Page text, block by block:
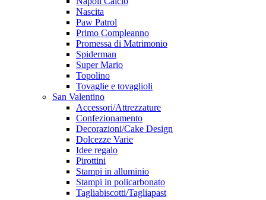
Nascita
Paw Patrol
Primo Compleanno
Promessa di Matrimonio
Spiderman
Super Mario
Topolino
Tovaglie e tovaglioli
San Valentino
Accessori/Attrezzature
Confezionamento
Decorazioni/Cake Design
Dolcezze Varie
Idee regalo
Pirottini
Stampi in alluminio
Stampi in policarbonato
Tagliabiscotti/Tagliapast